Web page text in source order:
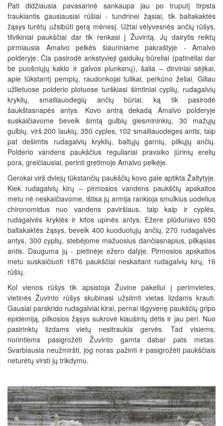
Pati didžiausia pavasarinė sankaupa jau po truputį tirpsta
traukiantis gausiausiai rūšiai - tundrinei žąsiai, tik baltakaktės
žąsys turėtų užsibūti gerą mėnesį. Užtai vėlyvesnės ančių rūšys,
tilvikiniai paukščiai dar tik renkasi į Žuvintą. Jų dairytis reiktų
pirmiausia Amalvo pelkės šiauriniame pakraštyje - Amalvo
polderyje. Čia pasirodė ankstyvieji gaidukų būreliai (patinėliai dar
be puošniųjų kaklo ir galvos plunksnų), šalia – dirviniai sėjikai,
apie tūkstantį pempių, raudonkojai tulikai, perkūno želiai. Giliau
užlietuose polderio plotuose turškiasi šimtiniai cyplių, rudagalvių
kryklių, smailiauodegių ančių būriai, ką tik pasirodė
šaukštasnapės antys. Kovo antrą dekadą Amalvo polderyje
suskaičiavome beveik šimtą gulbių giesmininkių, 30 mažųjų
gulbių, virš 200 laukių, 350 cyples, 102 smailiauodeges antis, taip
pat dešimtis rudagalvių kryklių, baltųjų garnių, pilkųjų ančių.
Polderio vandens paukščius reguliariai pravaiko jūrinių erelių
pora, greičiausiai, perinti gretimoje Amalvo pelkėje.
Gerokai virš dviejų tūkstančių paukščių kovo gale aptikta Žaltytyje.
Kiek rudagalvių kirų – pirmosios vandens paukščių apskaitos
metu nė neskaičiavome, ištisa jų armija rankioja smulkius uodelius
chironomidus nuo vandens paviršiaus, taip kaip ir cyplės,
rudagalvės kryklės ir kitos upinės antys. Ežere plūduriavo 650
baltakaktės žąsys, beveik 400 kuoduotųjų ančių, 270 rudagalvės
antys, 300 cyplių, stebėjome mažuosius dančiasnapius, pilkąsias
antis. Dauguma jų - pietinėje ežero dalyje. Pirmosios apskaitos
metu suskaičiuoti 1876 paukščiai neskaitant rudagalvių kirų, 16
rūšių.
Kol vienos rūšys tik apsistoja Žuvine pakeliui į perimvietes,
vietinės Žuvinto rūšys skubinasi užsiimti vietas lizdams krauti.
Gausiai parskrido rudagalviai kirai, pernai išgyvenę paukščių gripo
epidemiją, pilkosios žąsys sukrovė kiaušinių dėtis ir jau peri. Nuo
pasirinktų lizdams vietų nesitraukia gervės. Tad visiems,
norintiems pasigrožėti Žuvinto gamta dabar pats metas.
Svarbiausia neužmiršti, jog noras pažinti ir pasigrožėti paukščiais
neturėtų virsti jų trikdymu.